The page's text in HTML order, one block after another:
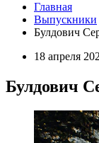
Главная
Выпускники
Булдович
18 апреля
Булдович